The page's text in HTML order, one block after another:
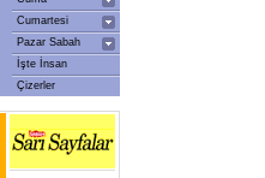
Cumartesi
Pazar Sabah
İşte İnsan
Çizerler